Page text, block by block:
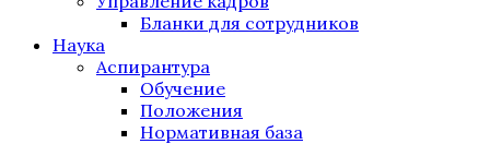
Бланки для сотрудников
Наука
Аспирантура
Обучение
Положения
Нормативная база